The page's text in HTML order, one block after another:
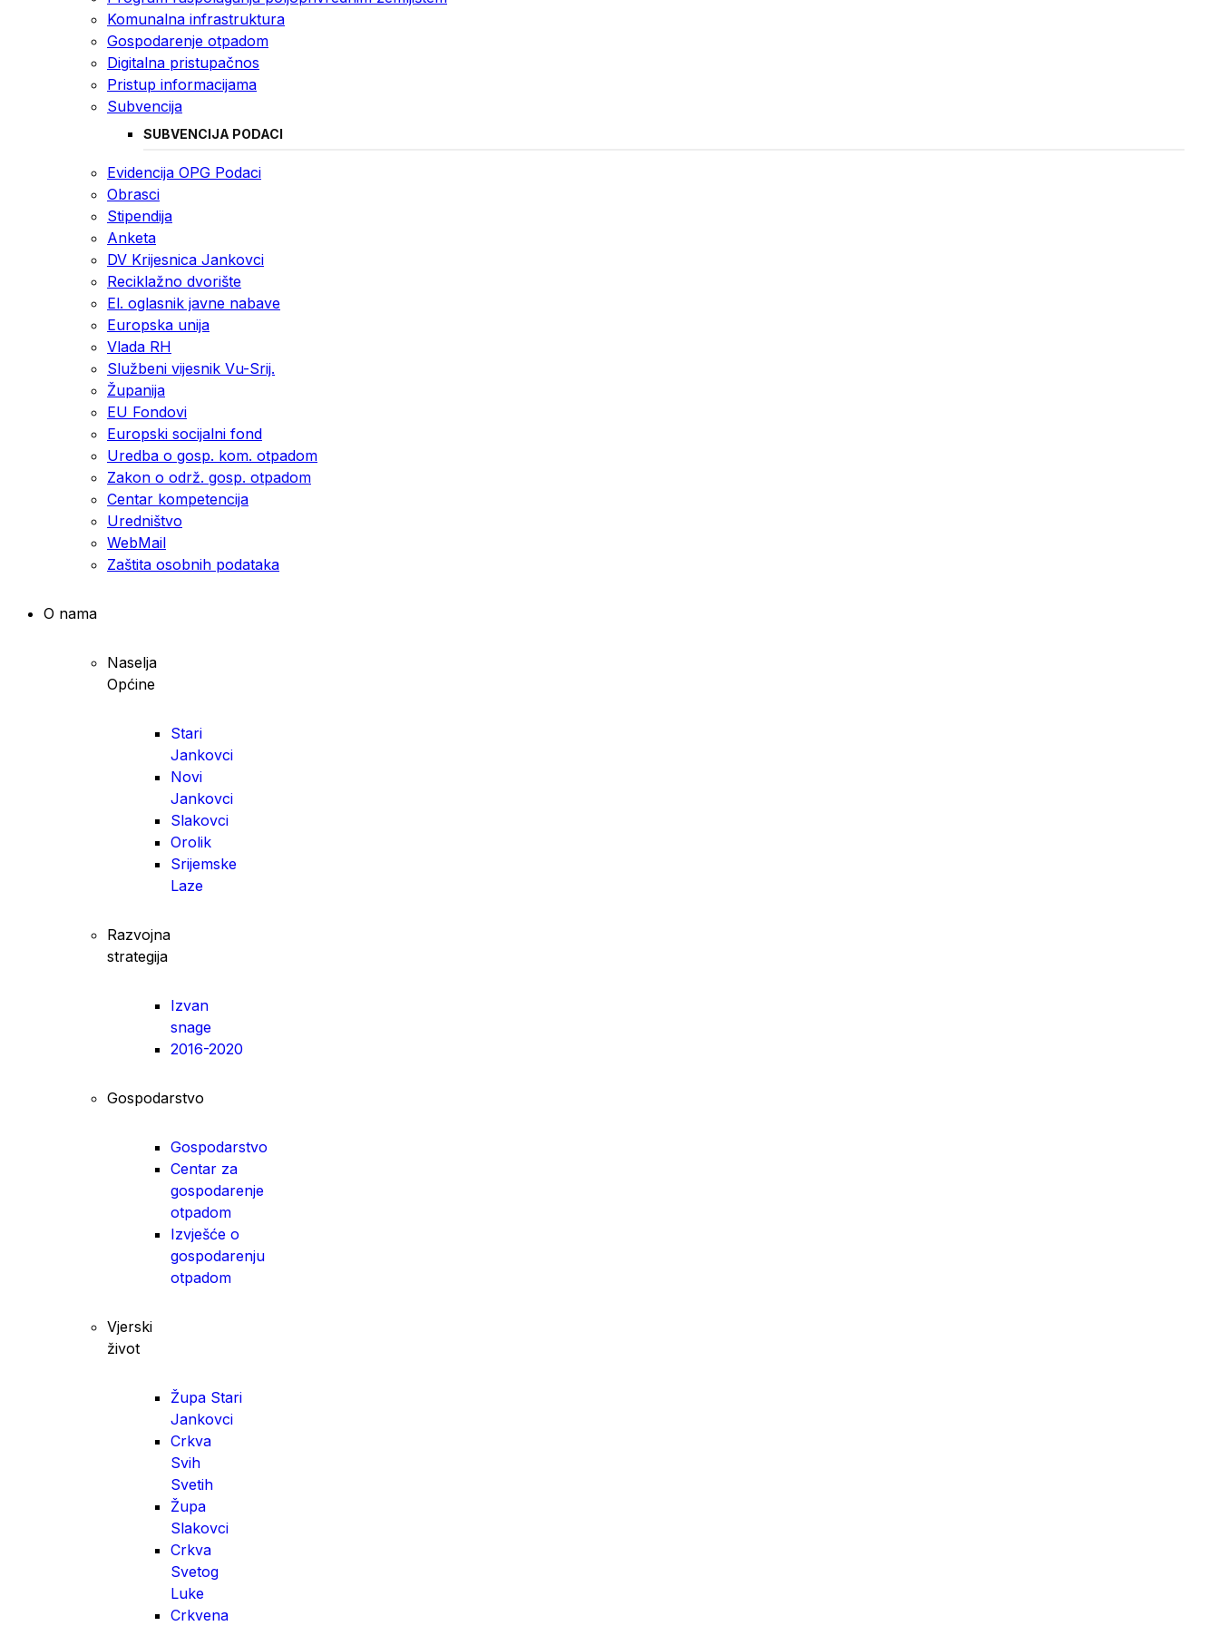
Komunalna infrastruktura
Gospodarenje otpadom
Digitalna pristupačnos
Pristup informacijama
Subvencija
SUBVENCIJA PODACI
Evidencija OPG Podaci
Obrasci
Stipendija
Anketa
DV Krijesnica Jankovci
Reciklažno dvorište
El. oglasnik javne nabave
Europska unija
Vlada RH
Službeni vijesnik Vu-Srij.
Županija
EU Fondovi
Europski socijalni fond
Uredba o gosp. kom. otpadom
Zakon o održ. gosp. otpadom
Centar kompetencija
Uredništvo
WebMail
Zaštita osobnih podataka
O nama
Naselja
Općine
Stari
Jankovci
Novi
Jankovci
Slakovci
Orolik
Srijemske
Laze
Razvojna
strategija
Izvan
snage
2016-2020
Gospodarstvo
Gospodarstvo
Centar za
gospodarenje
otpadom
Izvješće o
gospodarenju
otpadom
Vjerski
život
Župa Stari
Jankovci
Crkva
Svih
Svetih
Župa
Slakovci
Crkva
Svetog
Luke
Crkvena